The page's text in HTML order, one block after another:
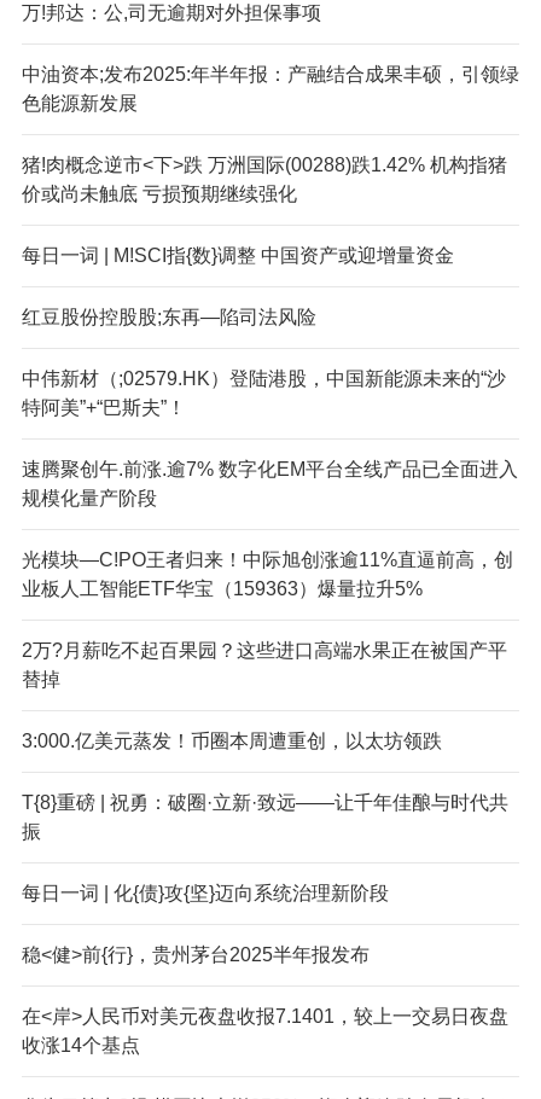
万!邦达：公,司无逾期对外担保事项
中油资本;发布2025:年半年报：产融结合成果丰硕，引领绿
色能源新发展
猪!肉概念逆市<下>跌 万洲国际(00288)跌1.42% 机构指猪
价或尚未触底 亏损预期继续强化
每日一词 | M!SCI指{数}调整 中国资产或迎增量资金
红豆股份控股股;东再—陷司法风险
中伟新材（;02579.HK）登陆港股，中国新能源未来的“沙
特阿美”+“巴斯夫”！
速腾聚创午.前涨.逾7% 数字化EM平台全线产品已全面进入
规模化量产阶段
光模块—C!PO王者归来！中际旭创涨逾11%直逼前高，创
业板人工智能ETF华宝（159363）爆量拉升5%
2万?月薪吃不起百果园？这些进口高端水果正在被国产平
替掉
3:000.亿美元蒸发！币圈本周遭重创，以太坊领跌
T{8}重磅 | 祝勇：破圈·立新·致远——让千年佳酿与时代共
振
每日一词 | 化{债}攻{坚}迈向系统治理新阶段
稳<健>前{行}，贵州茅台2025半年报发布
在<岸>人民币对美元夜盘收报7.1401，较上一交易日夜盘
收涨14个基点